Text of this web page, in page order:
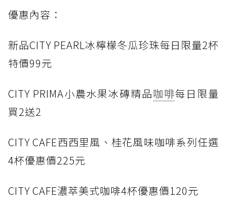
優惠內容：
新品CITY PEARL冰檸檬冬瓜珍珠每日限量2杯
特價99元
CITY PRIMA小農水果冰磚精品咖啡每日限量
買2送2
CITY CAFE西西里風、桂花風味咖啡系列任選
4杯優惠價225元
CITY CAFE濃萃美式咖啡4杯優惠價120元